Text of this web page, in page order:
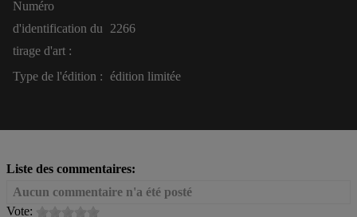
Numéro
d'identification du
tirage d'art :
2266
Type de l'édition : édition limitée
Liste des commentaires:
Aucun commentaire n'a été posté
Vote: